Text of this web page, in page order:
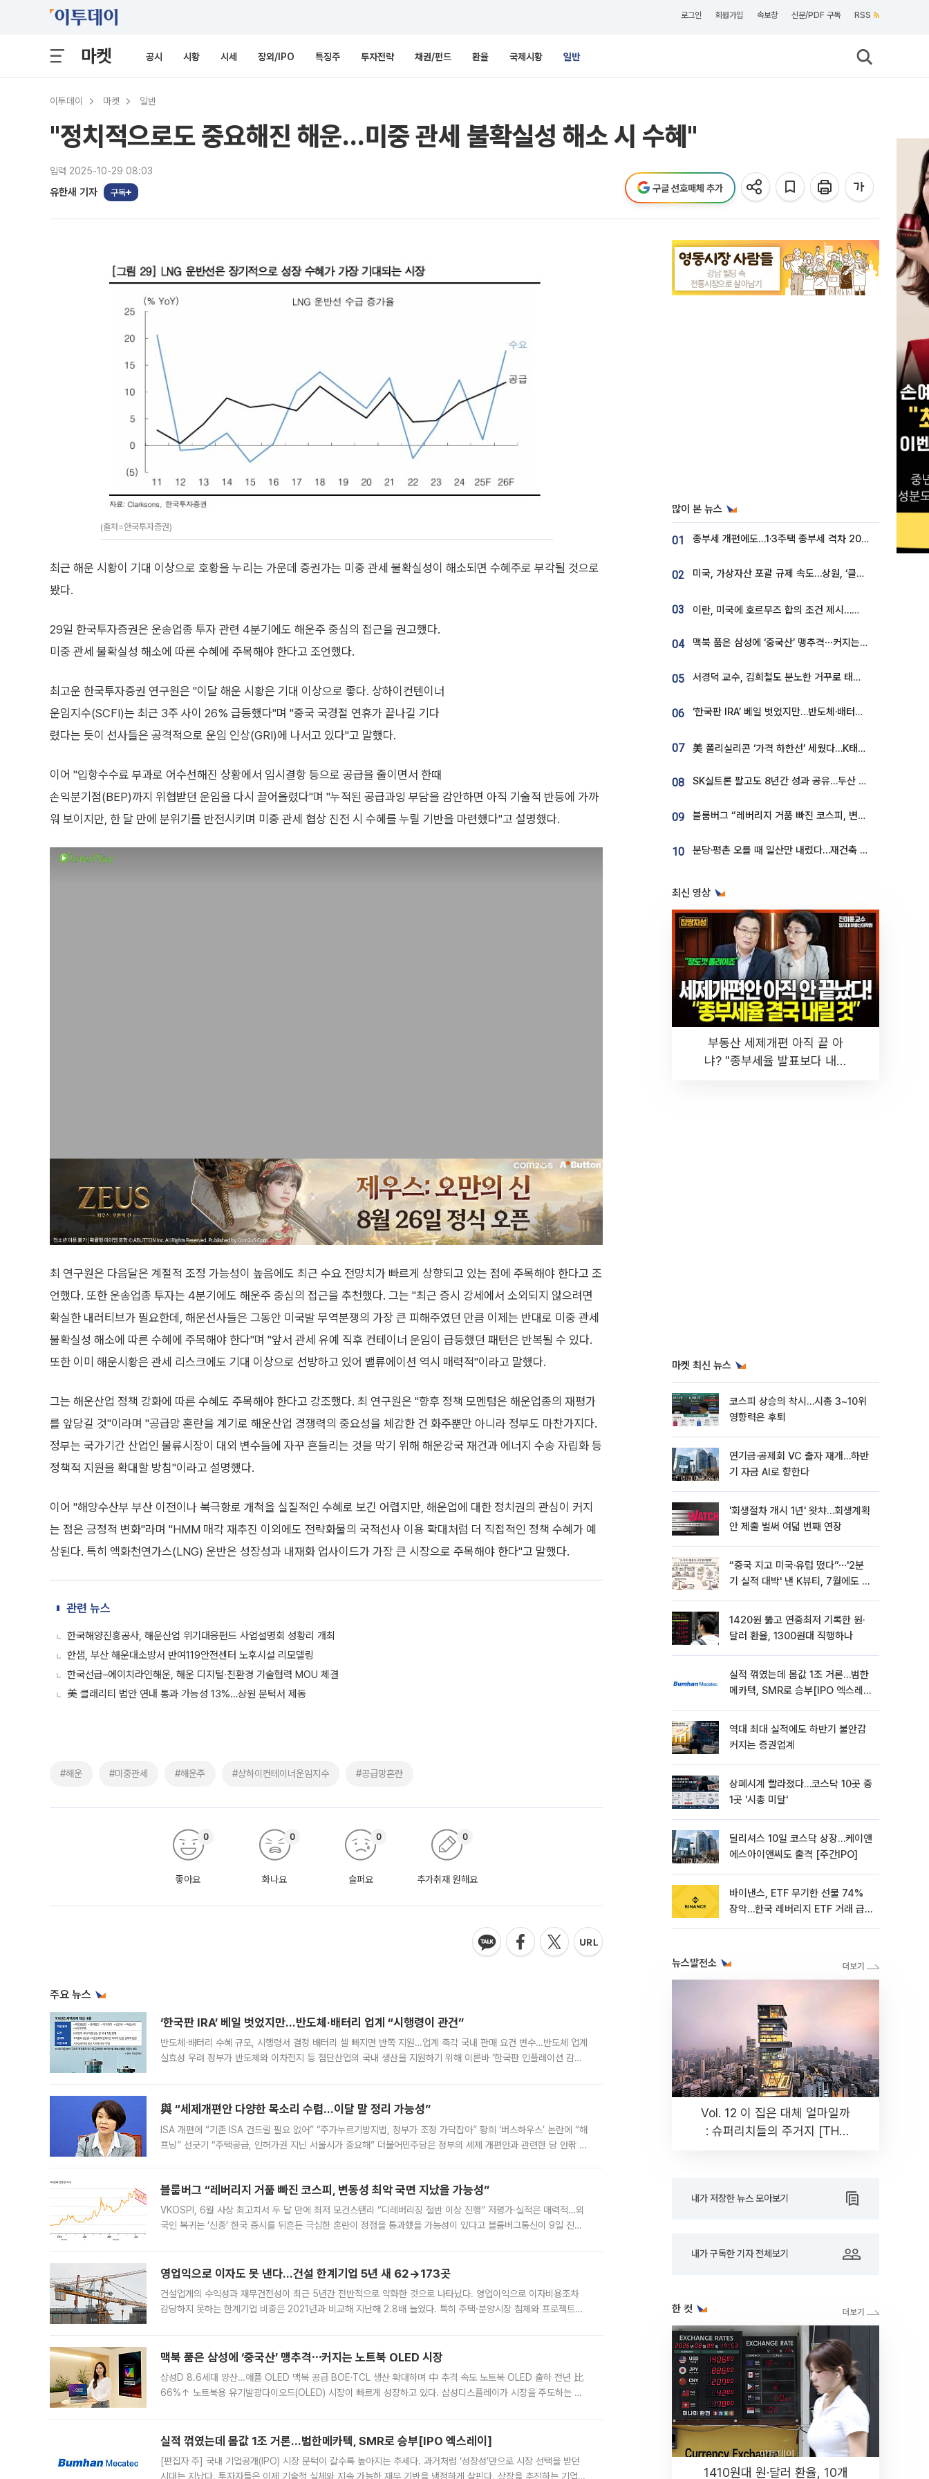
로그인 회원가입 속보창 신문/PDF 구독 RSS
마켓 공시 시황 시세 장외/IPO 특징주 투자전략 채권/펀드 환율 국제시황 일반
이투데이 마켓 일반
"정치적으로도 중요해진 해운…미중 관세 불확실성 해소 시 수혜"
입력 2025-10-29 08:03
유한새 기자 구독 구글 선호매체 추가
(출처=한국투자증권)
최근 해운 시황이 기대 이상으로 호황을 누리는 가운데 증권가는 미중 관세 불확실성이 해소되면 수혜주로 부각될 것으로
봤다.
29일 한국투자증권은 운송업종 투자 관련 4분기에도 해운주 중심의 접근을 권고했다.
미중 관세 불확실성 해소에 따른 수혜에 주목해야 한다고 조언했다.
최고운 한국투자증권 연구원은 "이달 해운 시황은 기대 이상으로 좋다. 상하이컨텐이너
운임지수(SCFI)는 최근 3주 사이 26% 급등했다"며 "중국 국경절 연휴가 끝나길 기다
렸다는 듯이 선사들은 공격적으로 운임 인상(GRI)에 나서고 있다"고 말했다.
이어 "입항수수료 부과로 어수선해진 상황에서 임시결항 등으로 공급을 줄이면서 한때
손익분기점(BEP)까지 위협받던 운임을 다시 끌어올렸다"며 "누적된 공급과잉 부담을 감안하면 아직 기술적 반등에 가까
워 보이지만, 한 달 만에 분위기를 반전시키며 미중 관세 협상 진전 시 수혜를 누릴 기반을 마련했다"고 설명했다.
최 연구원은 다음달은 계절적 조정 가능성이 높음에도 최근 수요 전망치가 빠르게 상향되고 있는 점에 주목해야 한다고 조
언했다. 또한 운송업종 투자는 4분기에도 해운주 중심의 접근을 추천했다. 그는 "최근 증시 강세에서 소외되지 않으려면
확실한 내러티브가 필요한데, 해운선사들은 그동안 미국발 무역분쟁의 가장 큰 피해주였던 만큼 이제는 반대로 미중 관세
불확실성 해소에 따른 수혜에 주목해야 한다"며 "앞서 관세 유예 직후 컨테이너 운임이 급등했던 패턴은 반복될 수 있다.
또한 이미 해운시황은 관세 리스크에도 기대 이상으로 선방하고 있어 밸류에이션 역시 매력적"이라고 말했다.
그는 해운산업 정책 강화에 따른 수혜도 주목해야 한다고 강조했다. 최 연구원은 "향후 정책 모멘텀은 해운업종의 재평가
를 앞당길 것"이라며 "공급망 혼란을 계기로 해운산업 경쟁력의 중요성을 체감한 건 화주뿐만 아니라 정부도 마찬가지다.
정부는 국가기간 산업인 물류시장이 대외 변수들에 자꾸 흔들리는 것을 막기 위해 해운강국 재건과 에너지 수송 자립화 등
정책적 지원을 확대할 방침"이라고 설명했다.
이어 "해양수산부 부산 이전이나 북극항로 개척을 실질적인 수혜로 보긴 어렵지만, 해운업에 대한 정치권의 관심이 커지
는 점은 긍정적 변화"라며 "HMM 매각 재추진 이외에도 전략화물의 국적선사 이용 확대처럼 더 직접적인 정책 수혜가 예
상된다. 특히 액화천연가스(LNG) 운반은 성장성과 내재화 업사이드가 가장 큰 시장으로 주목해야 한다"고 말했다.
관련 뉴스
한국해양진흥공사, 해운산업 위기대응펀드 사업설명회 성황리 개최
한샘, 부산 해운대소방서 반여119안전센터 노후시설 리모델링
한국선급–에이치라인해운, 해운 디지털·친환경 기술협력 MOU 체결
美 클래리티 법안 연내 통과 가능성 13%…상원 문턱서 제동
#해운 #미중관세 #해운주 #상하이컨테이너운임지수 #공급망혼란
좋아요
0
화나요
0
슬퍼요
0
추가취재 원해요
0
주요 뉴스
‘한국판 IRA’ 베일 벗었지만…반도체·배터리 업계 “시행령이 관건”
반도체·배터리 수혜 규모, 시행령서 결정 배터리 셀 빠지면 반쪽 지원…업계 촉각 국내 판매 요건 변수…반도체 업계
실효성 우려 정부가 반도체와 이차전지 등 첨단산업의 국내 생산을 지원하기 위해 이른바 ‘한국판 인플레이션 감축
與 “세제개편안 다양한 목소리 수렴…이달 말 정리 가능성”
ISA 개편에 “기존 ISA 건드릴 필요 없어” “주가누르기방지법, 정부가 조정 가닥잡아” 황희 ‘버스하우스’ 논란에 “해
프닝” 선긋기 “주택공급, 인허가권 지닌 서울시가 중요해” 더불어민주당은 정부의 세제 개편안과 관련한 당 안팎 의
블룸버그 “레버리지 거품 빠진 코스피, 변동성 최악 국면 지났을 가능성”
VKOSPI, 6월 사상 최고치서 두 달 만에 최저 모건스탠리 “디레버리징 절반 이상 진행” 저평가·실적은 매력적…외
국인 복귀는 ‘신중’ 한국 증시를 뒤흔든 극심한 혼란이 정점을 통과했을 가능성이 있다고 블룸버그통신이 9일 진단
영업익으로 이자도 못 낸다…건설 한계기업 5년 새 62→173곳
건설업계의 수익성과 재무건전성이 최근 5년간 전반적으로 악화한 것으로 나타났다. 영업이익으로 이자비용조차
감당하지 못하는 한계기업 비중은 2021년과 비교해 지난해 2.8배 늘었다. 특히 주택·분양시장 침체와 프로젝트파
맥북 품은 삼성에 ‘중국산’ 맹추격⋯커지는 노트북 OLED 시장
삼성D 8.6세대 양산…애플 OLED 맥북 공급 BOE·TCL 생산 확대하며 中 추격 속도 노트북 OLED 출하 전년 比
66%↑ 노트북용 유기발광다이오드(OLED) 시장이 빠르게 성장하고 있다. 삼성디스플레이가 시장을 주도하는 가
실적 꺾였는데 몸값 1조 거론…범한메카텍, SMR로 승부[IPO 엑스레이]
[편집자 주] 국내 기업공개(IPO) 시장 문턱이 갈수록 높아지는 추세다. 과거처럼 ‘성장성’만으로 시장 선택을 받던
시대는 지났다. 투자자들은 이제 기술적 실체와 지속 가능한 재무 기반을 냉정하게 살핀다. 상장을 추진하는 기업들
많이 본 뉴스
01 종부세 개편에도…1·3주택 종부세 격차 2028년부터 확대
02 미국, 가상자산 포괄 규제 속도…상원, ‘클래리티법’ 9월 절차투표 추진
03 이란, 미국에 호르무즈 합의 조건 제시…美 “경기 아직 안 끝나” [종합]
04 맥북 품은 삼성에 ‘중국산’ 맹추격⋯커지는 노트북 OLED 시장
05 서경덕 교수, 김희철도 분노한 거꾸로 태극기⋯"엉터리는 아냐, 아쉬울 뿐"
06 ‘한국판 IRA’ 베일 벗었지만…반도체·배터리 업계 “시행령이 관건”
07 美 폴리실리콘 ‘가격 하한선’ 세웠다…K태양광 수혜 기대
08 SK실트론 팔고도 8년간 성과 공유…두산 인수대금 2.3조가 끝 아냐
09 블룸버그 “레버리지 거품 빠진 코스피, 변동성 최악 국면 지났을 가능성”
10 분당·평촌 오를 때 일산만 내렸다…재건축 기대감도 ‘무색’
최신 영상
부동산 세제개편 아직 끝 아
냐? "종부세율 발표보다 내릴
마켓 최신 뉴스
코스피 상승의 착시…시총 3~10위
영향력은 후퇴
연기금·공제회 VC 출자 재개…하반
기 자금 AI로 향한다
'회생절차 개시 1년' 왓챠…회생계획
안 제출 벌써 여덟 번째 연장
“중국 지고 미국·유럽 떴다”⋯'2분
기 실적 대박' 낸 K뷰티, 7월에도 질
1420원 뚫고 연중최저 기록한 원·
달러 환율, 1300원대 직행하나
실적 꺾였는데 몸값 1조 거론…범한
메카텍, SMR로 승부[IPO 엑스레
역대 최대 실적에도 하반기 불안감
커지는 증권업계
상폐시계 빨라졌다…코스닥 10곳 중
1곳 '시총 미달'
딜리셔스 10일 코스닥 상장…케이앤
에스아이앤씨도 출격 [주간IPO]
바이낸스, ETF 무기한 선물 74%
장악…한국 레버리지 ETF 거래 급
뉴스발전소
Vol. 12 이 집은 대체 얼마일까
: 슈퍼리치들의 주거지 [THE
내가 저장한 뉴스 모아보기
내가 구독한 기자 전체보기
한 컷
1410원대 원·달러 환율, 10개